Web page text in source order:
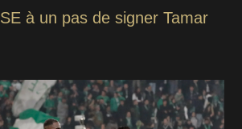
à un pas de signer Tamar